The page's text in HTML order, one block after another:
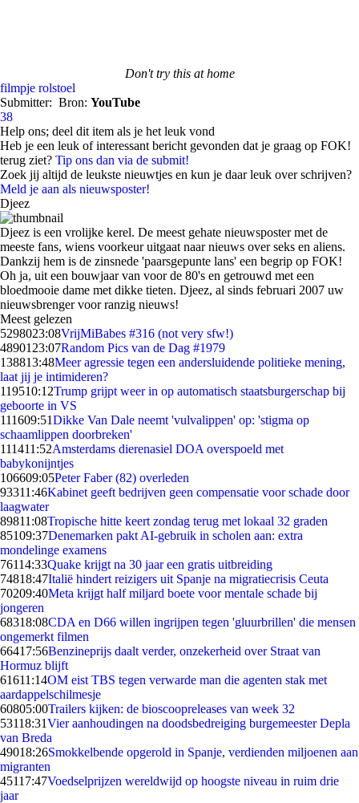
Don't try this at home
filmpje rolstoel
Submitter: Bron: YouTube
38
Help ons; deel dit item als je het leuk vond
Heb je een leuk of interessant bericht gevonden dat je graag op FOK!
terug ziet? Tip ons dan via de submit!
Zoek jij altijd de leukste nieuwtjes en kun je daar leuk over schrijven?
Meld je aan als nieuwsposter!
Djeez
Djeez is een vrolijke kerel. De meest gehate nieuwsposter met de
meeste fans, wiens voorkeur uitgaat naar nieuws over seks en aliens.
Dankzij hem is de zinsnede 'paarsgepunte lans' een begrip op FOK!
Oh ja, uit een bouwjaar van voor de 80's en getrouwd met een
bloedmooie dame met dikke tieten. Djeez, al sinds februari 2007 uw
nieuwsbrenger voor ranzig nieuws!
Meest gelezen
5298023:08VrijMiBabes #316 (not very sfw!)
48901 23:07Random Pics van de Dag #1979
138813:48Meer agressie tegen een andersluidende politieke mening,
laat jij je intimideren?
119510:12Trump grijpt weer in op automatisch staatsburgerschap bij
geboorte in VS
111609:51Dikke Van Dale neemt 'vulvalippen' op: 'stigma op
schaamlippen doorbreken'
111411:52Amsterdams dierenasiel DOA overspoeld met
babykonijntjes
106609:05Peter Faber (82) overleden
93311:46Kabinet geeft bedrijven geen compensatie voor schade door
laagwater
89811:08Tropische hitte keert zondag terug met lokaal 32 graden
85109:37Denemarken pakt AI-gebruik in scholen aan: extra
mondelinge examens
76114:33Quake krijgt na 30 jaar een gratis uitbreiding
74818:47Italië hindert reizigers uit Spanje na migratiecrisis Ceuta
70209:40Meta krijgt half miljard boete voor mentale schade bij
jongeren
68318:08CDA en D66 willen ingrijpen tegen 'gluurbrillen' die mensen
ongemerkt filmen
66417:56Benzineprijs daalt verder, onzekerheid over Straat van
Hormuz blijft
61611:14OM eist TBS tegen verwarde man die agenten stak met
aardappelschilmesje
60805:00Trailers kijken: de bioscoopreleases van week 32
53118:31Vier aanhoudingen na doodsbedreiging burgemeester Depla
van Breda
49018:26Smokkelbende opgerold in Spanje, verdienden miljoenen aan
migranten
45117:47Voedselprijzen wereldwijd op hoogste niveau in ruim drie
jaar